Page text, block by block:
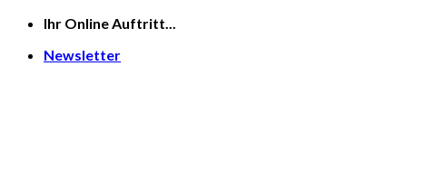
Skip
content
Ihr Online Auftritt...
Newsletter